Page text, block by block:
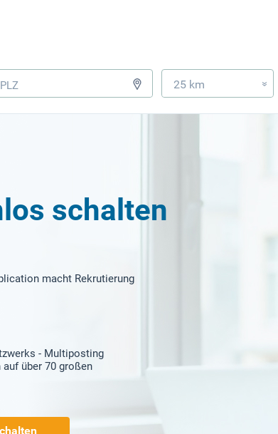
25 km »
schalten
macht Rekrutierung
- Multiposting
über 70 großen